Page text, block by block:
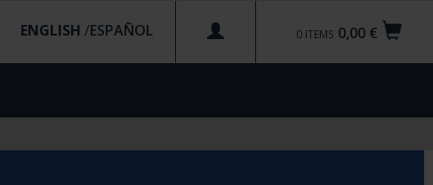
0,00 €
0 ITEMS
ENGLISH /